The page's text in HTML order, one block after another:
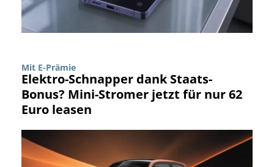
Mit E-Prämie
Elektro-Schnapper dank Staats-
Bonus? Mini-Stromer jetzt für nur 62
Euro leasen